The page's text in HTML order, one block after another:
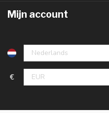
Mijn account
€